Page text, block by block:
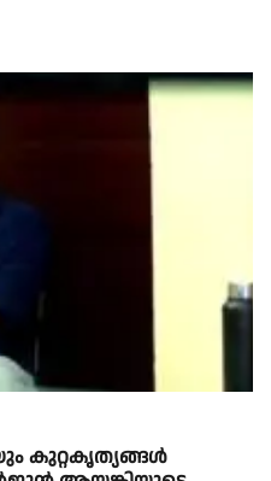
കുറ്റകൃത്യങ്ങൾ